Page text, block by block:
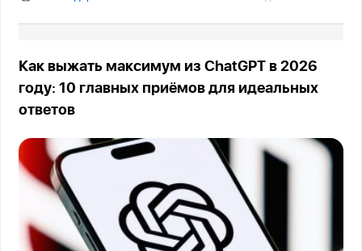
Как выжать максимум из ChatGPT в 2026
году: 10 главных приёмов для идеальных
ответов